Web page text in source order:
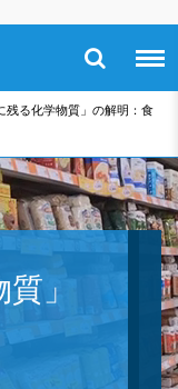
残る化学物質」の解明：食
質」